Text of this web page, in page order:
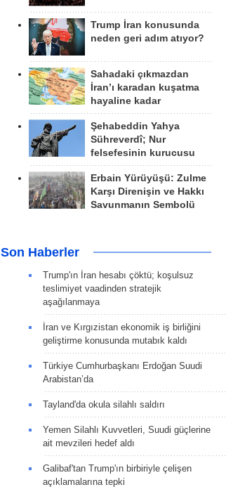
Trump İran konusunda
neden geri adım atıyor?
Sahadaki çıkmazdan
İran’ı karadan kuşatma
hayaline kadar
Şehabeddin Yahya
Sühreverdî; Nur
felsefesinin kurucusu
Erbain Yürüyüşü: Zulme
Karşı Direnişin ve Hakkı
Savunmanın Sembolü
Son Haberler
Trump'ın İran hesabı çöktü; koşulsuz
teslimiyet vaadinden stratejik
aşağılanmaya
İran ve Kırgızistan ekonomik iş birliğini
geliştirme konusunda mutabık kaldı
Türkiye Cumhurbaşkanı Erdoğan Suudi
Arabistan’da
Tayland'da okula silahlı saldırı
Yemen Silahlı Kuvvetleri, Suudi güçlerine
ait mevzileri hedef aldı
Galibaf'tan Trump'ın birbiriyle çelişen
açıklamalarına tepki